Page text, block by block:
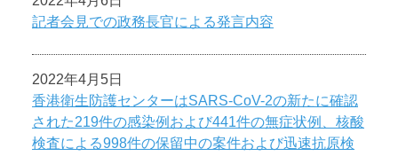
記者会見での政務長官による発言内容
2022年4月5日
香港衛生防護センターはSARS-CoV-2の新たに確認
された219件の感染例および441件の無症状例、核酸
検査による998件の保留中の案件および迅速抗原検